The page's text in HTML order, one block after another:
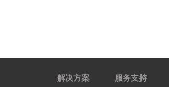
解决方案 服务支持